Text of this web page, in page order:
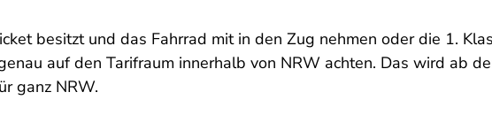
besitzt und das Fahrrad mit in den Zug nehmen oder die 1.
auf den Tarifraum innerhalb von NRW achten. Das wird ab
ganz NRW.